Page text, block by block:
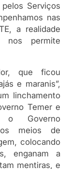
Serviços
nas
a realidade
nos permite
que ficou
e maranis”,
linchamento
Temer e
Governo
os meios de
colocando
enganam a
mentiras, e